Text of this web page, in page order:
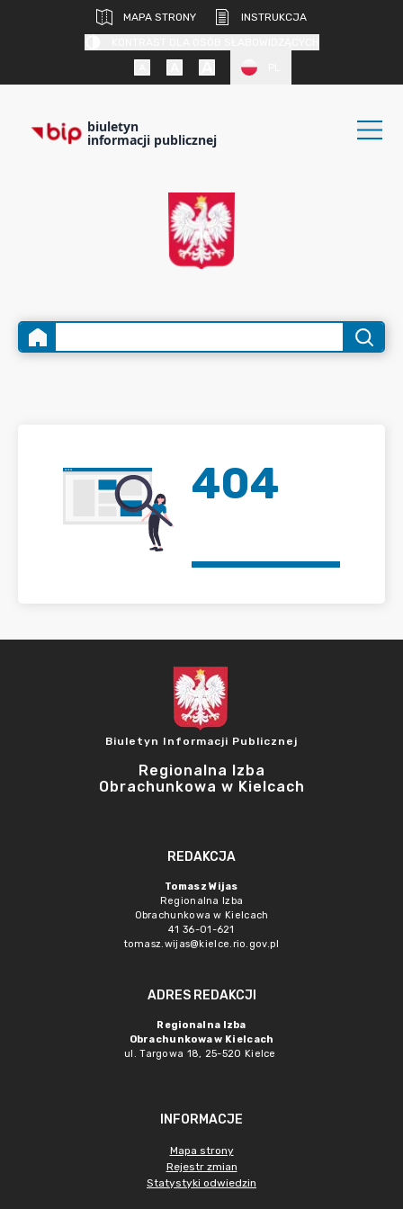
MAPA STRONY
INSTRUKCJA
biuletyn
informacji publicznej
404
Biuletyn Informacji Publicznej
Regionalna Izba
Obrachunkowa w Kielcach
REDAKCJA
Tomasz Wijas
Regionalna Izba
Obrachunkowa w Kielcach
41 36-01-621
tomasz.wijas@kielce.rio.gov.pl
ADRES REDAKCJI
Regionalna Izba
Obrachunkowa w Kielcach
ul. Targowa 18, 25-520 Kielce
INFORMACJE
Mapa strony
Rejestr zmian
Statystyki odwiedzin